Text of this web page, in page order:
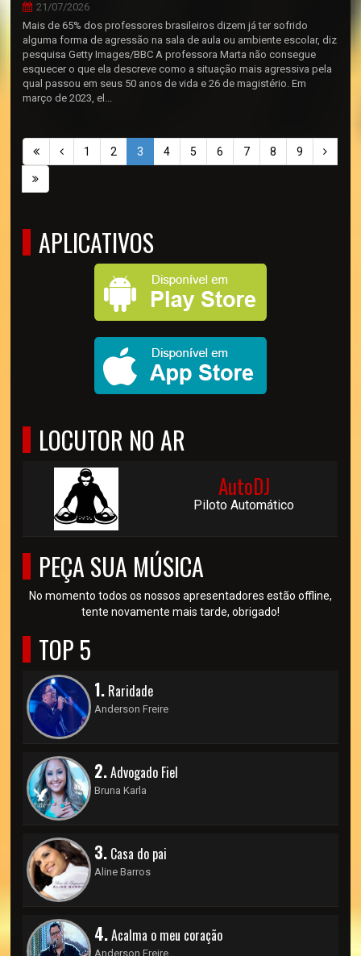
21/07/2026
Mais de 65% dos professores brasileiros dizem já ter sofrido
alguma forma de agressão na sala de aula ou ambiente escolar, diz
pesquisa Getty Images/BBC A professora Marta não consegue
esquecer o que ela descreve como a situação mais agressiva pela
qual passou em seus 50 anos de vida e 26 de magistério. Em
março de 2023, el...
1 2 3 4 5 6 7 8 9
APLICATIVOS
LOCUTOR NO AR
AutoDJ
Piloto Automático
PEÇA SUA MÚSICA
No momento todos os nossos apresentadores estão offline,
tente novamente mais tarde, obrigado!
TOP 5
1. Raridade
Anderson Freire
2.Advogado Fiel
Bruna Karla
3. Casa do pai
Aline Barros
4.Acalma o meu coração
Anderson Freire